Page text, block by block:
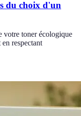
du choix d'un
votre toner écologique
respectant